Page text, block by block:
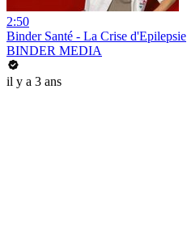
2:50
Binder Santé - La Crise d'Epilepsie
BINDER MEDIA
il y a 3 ans